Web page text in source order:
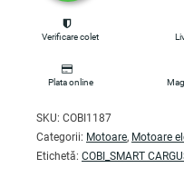
Verificare colet
Plata online
SKU: COBI1187
Categorii: Motoare, Motoare
Etichetă: COBI_SMART